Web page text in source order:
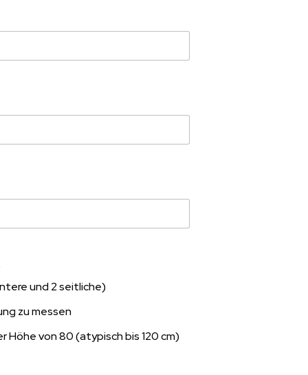
und 2 seitliche)
zu messen
Höhe von 80 (atypisch bis 120 cm)